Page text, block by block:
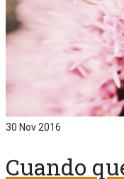
30 Nov 2016
Cuando